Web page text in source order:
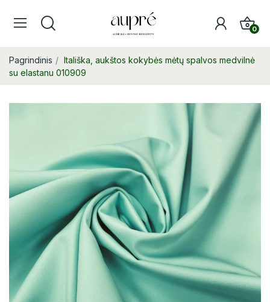
0
Pagrindinis
Itališka, aukštos kokybės mėtų spalvos medvilnė
su elastanu 010909